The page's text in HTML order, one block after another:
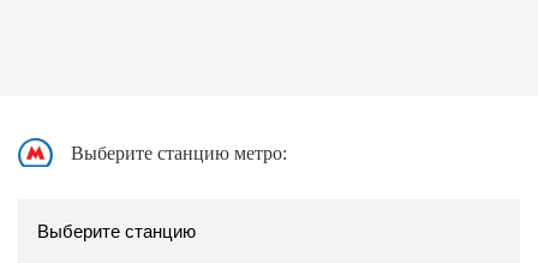
Выберите станцию метро: